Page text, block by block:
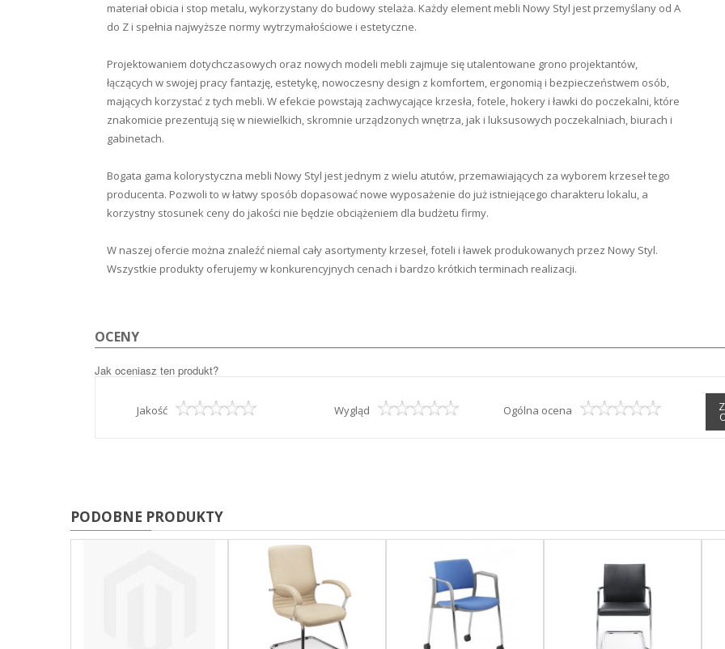
materiał obicia i stop metalu, wykorzystany do budowy stelaża. Każdy element mebli Nowy Styl jest przemyślany od A
do Z i spełnia najwyższe normy wytrzymałościowe i estetyczne.
Projektowaniem dotychczasowych oraz nowych modeli mebli zajmuje się utalentowane grono projektantów,
łączących w swojej pracy fantazję, estetykę, nowoczesny design z komfortem, ergonomią i bezpieczeństwem osób,
mających korzystać z tych mebli. W efekcie powstają zachwycające krzesła, fotele, hokery i ławki do poczekalni, które
znakomicie prezentują się w niewielkich, skromnie urządzonych wnętrza, jak i luksusowych poczekalniach, biurach i
gabinetach.
Bogata gama kolorystyczna mebli Nowy Styl jest jednym z wielu atutów, przemawiających za wyborem krzeseł tego
producenta. Pozwoli to w łatwy sposób dopasować nowe wyposażenie do już istniejącego charakteru lokalu, a
korzystny stosunek ceny do jakości nie będzie obciążeniem dla budżetu firmy.
W naszej ofercie można znaleźć niemal cały asortymenty krzeseł, foteli i ławek produkowanych przez Nowy Styl.
Wszystkie produkty oferujemy w konkurencyjnych cenach i bardzo krótkich terminach realizacji.
OCENY
Jak oceniasz ten produkt?
Jakość Wygląd Ogólna ocena
PODOBNE PRODUKTY